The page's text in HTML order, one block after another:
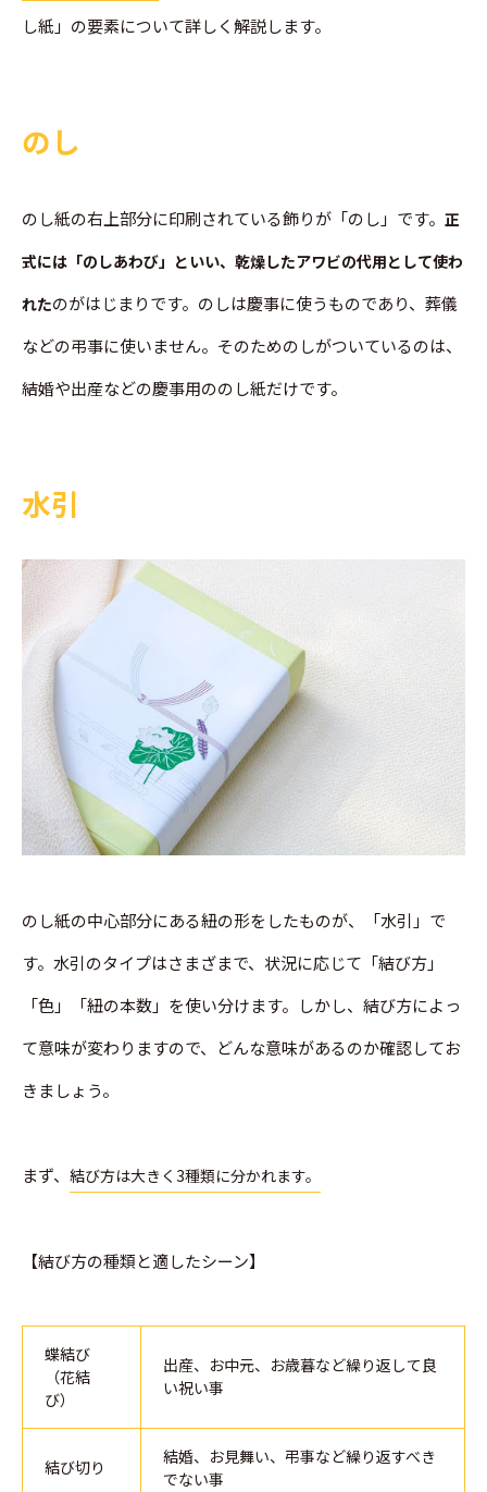
し紙」の要素について詳しく解説します。
のし
のし紙の右上部分に印刷されている飾りが「のし」です。 正
式には「のしあわび」といい、乾燥したアワビの代用として使わ
れたのがはじまりです。のしは慶事に使うものであり、葬儀
などの弔事に使いません。そのためのしがついているのは、
結婚や出産などの慶事用ののし紙だけです。
水引
のし紙の中心部分にある紐の形をしたものが、「水引」で
す。水引のタイプはさまざまで、状況に応じて「結び方」
「色」「紐の本数」を使い分けます。しかし、結び方によっ
て意味が変わりますので、どんな意味があるのか確認してお
きましょう。
まず、 結び方は大きく3種類に分かれます。
【結び方の種類と適したシーン】
蝶結び
（花結
び）
出産、お中元、お歳暮など繰り返して良
い祝い事
結び切り
結婚、お見舞い、弔事など繰り返すべき
でない事